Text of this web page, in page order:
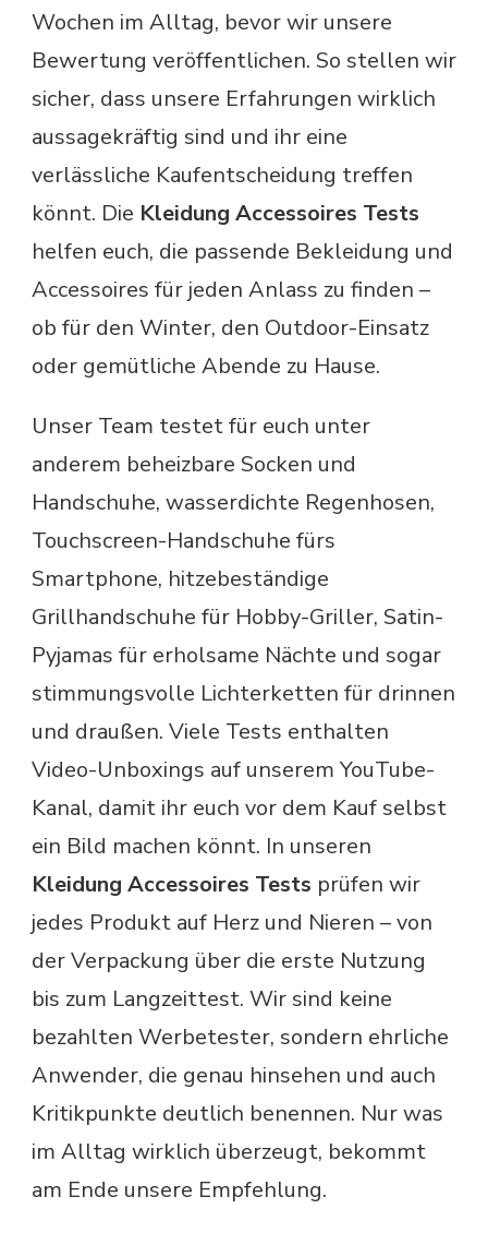
Wochen im Alltag, bevor wir unsere
Bewertung veröffentlichen. So stellen wir
sicher, dass unsere Erfahrungen wirklich
aussagekräftig sind und ihr eine
verlässliche Kaufentscheidung treffen
könnt. Die Kleidung Accessoires Tests
helfen euch, die passende Bekleidung und
Accessoires für jeden Anlass zu finden –
ob für den Winter, den Outdoor-Einsatz
oder gemütliche Abende zu Hause.
Unser Team testet für euch unter
anderem beheizbare Socken und
Handschuhe, wasserdichte Regenhosen,
Touchscreen-Handschuhe fürs
Smartphone, hitzebeständige
Grillhandschuhe für Hobby-Griller, Satin-
Pyjamas für erholsame Nächte und sogar
stimmungsvolle Lichterketten für drinnen
und draußen. Viele Tests enthalten
Video-Unboxings auf unserem YouTube-
Kanal, damit ihr euch vor dem Kauf selbst
ein Bild machen könnt. In unseren
Kleidung Accessoires Tests prüfen wir
jedes Produkt auf Herz und Nieren – von
der Verpackung über die erste Nutzung
bis zum Langzeittest. Wir sind keine
bezahlten Werbetester, sondern ehrliche
Anwender, die genau hinsehen und auch
Kritikpunkte deutlich benennen. Nur was
im Alltag wirklich überzeugt, bekommt
am Ende unsere Empfehlung.